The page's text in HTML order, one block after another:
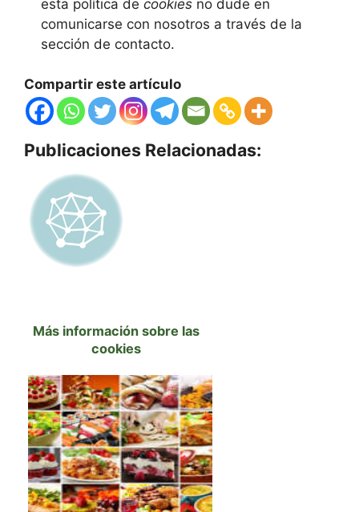
esta política de cookies no dude en
comunicarse con nosotros a través de la
sección de contacto.
Compartir este artículo
Publicaciones Relacionadas:
Más información sobre las
cookies